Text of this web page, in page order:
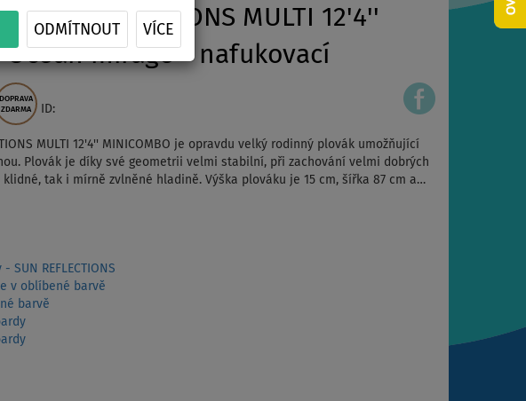
ODMÍTNOUT VÍCE
SUN REFLECTIONS MULTI 12'4''
Ocean mirage - nafukovací
DOPRAVA
ZDARMA
ID:
MULTI 12'4'' MINICOMBO je opravdu velký rodinný plovák umožňující
Plovák je díky své geometrii velmi stabilní, při zachování velmi dobrých
tak i mírně zvlněné hladině. Výška plováku je 15 cm, šířka 87 cm a…
REFLECTIONS
v oblíbené barvě
barvě